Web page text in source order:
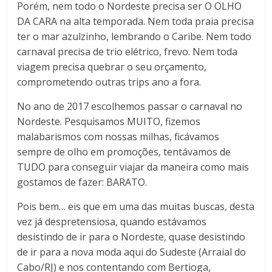
Porém, nem todo o Nordeste precisa ser O OLHO
DA CARA na alta temporada. Nem toda praia precisa
ter o mar azulzinho, lembrando o Caribe. Nem todo
carnaval precisa de trio elétrico, frevo. Nem toda
viagem precisa quebrar o seu orçamento,
comprometendo outras trips ano a fora.
No ano de 2017 escolhemos passar o carnaval no
Nordeste. Pesquisamos MUITO, fizemos
malabarismos com nossas milhas, ficávamos
sempre de olho em promoções, tentávamos de
TUDO para conseguir​ viajar da maneira como mais
gostamos de fazer: BARATO.
Pois bem… eis que em uma das muitas buscas, desta
vez já despretensiosa, quando estávamos
desistindo de ir para o Nordeste, quase desistindo
de ir para a nova moda aqui do Sudeste (Arraial do
Cabo/RJ) e nos contentando com Bertioga,